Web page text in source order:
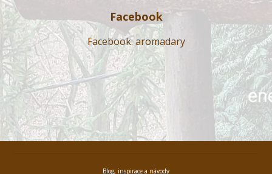
Facebook
Facebook: aromadary
Blog, inspirace a návody